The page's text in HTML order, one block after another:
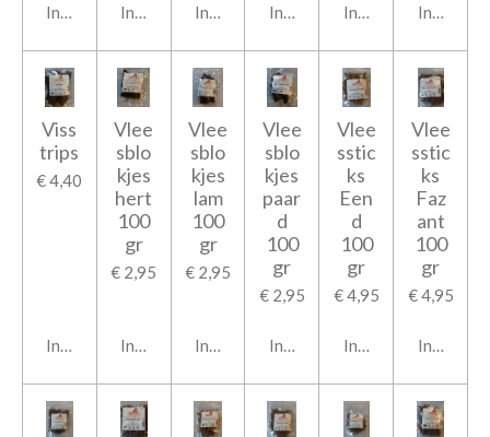
In winkelwagenIn winkelwagenIn winkelwagenIn winkelwagenIn winkelwagen
In
Viss
trips
€ 4,40
In winkelwagen
Vlee
sblo
kjes
hert
100
gr
€ 2,95
In winkelwagen
Vlee
sblo
kjes
lam
100
gr
€ 2,95
In winkelwagen
Vlee
sblo
kjes
paar
d
100
gr
€ 2,95
In winkelwagen
Vlee
sstic
ks
Een
d
100
gr
€ 4,95
In winkelwagen
Vlee
sstic
ks
Faz
ant
100
gr
€ 4,95
In